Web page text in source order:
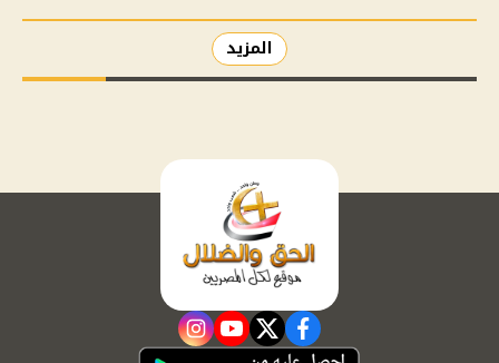
المزيد
facebook
twitter
youtube
instagram